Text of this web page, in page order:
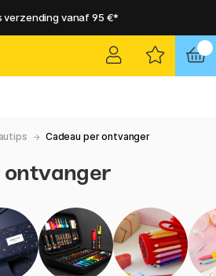
verzending vanaf 95 €*
verzending vanaf 95 €*
Cadeau per ontvanger
ontvanger